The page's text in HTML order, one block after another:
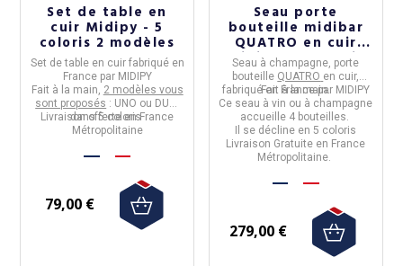
Set de table en
cuir Midipy - 5
coloris 2 modèles
Set de table en cuirfabriqué en
Francepar MIDIPY
Fait à la main, 2 modèles vous
sont proposés : UNO ou DUO,
dans 5 coloris
Livraison offerte en France
Métropolitaine
79,00 €
Seau porte
bouteille midibar
QUATRO en cuir
Midipy - 4 coloris
Seau à champagne, porte
bouteille QUATRO en cuir,
fabriqué en Francepar MIDIPY
Fait à la main.
Ce seau à vin ou à champagne
accueille 4 bouteilles.
Il se décline en 5 coloris
Livraison Gratuite en France
Métropolitaine.
279,00 €